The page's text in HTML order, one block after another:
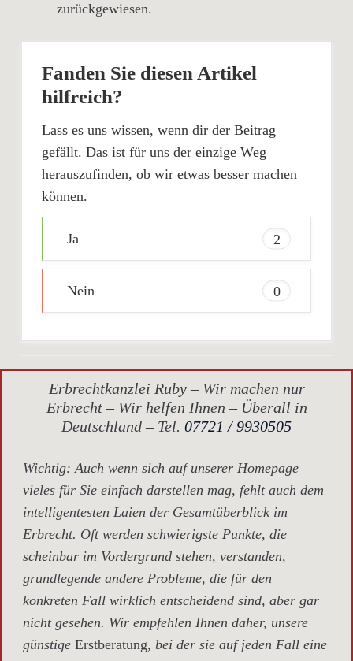
zurückgewiesen.
Fanden Sie diesen Artikel
hilfreich?
Lass es uns wissen, wenn dir der Beitrag
gefällt. Das ist für uns der einzige Weg
herauszufinden, ob wir etwas besser machen
können.
Ja 2
Nein 0
Erbrechtkanzlei Ruby – Wir machen nur
Erbrecht – Wir helfen Ihnen – Überall in
Deutschland – Tel. 07721 / 9930505
Wichtig: Auch wenn sich auf unserer Homepage
vieles für Sie einfach darstellen mag, fehlt auch dem
intelligentesten Laien der Gesamtüberblick im
Erbrecht. Oft werden schwierigste Punkte, die
scheinbar im Vordergrund stehen, verstanden,
grundlegende andere Probleme, die für den
konkreten Fall wirklich entscheidend sind, aber gar
nicht gesehen. Wir empfehlen Ihnen daher, unsere
günstige Erstberatung, bei der sie auf jeden Fall eine